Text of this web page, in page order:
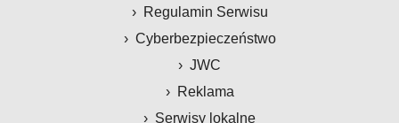
Regulamin Serwisu
Cyberbezpieczeństwo
JWC
Reklama
Serwisy lokalne